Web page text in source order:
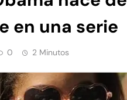
en una serie
0 2 Minutos